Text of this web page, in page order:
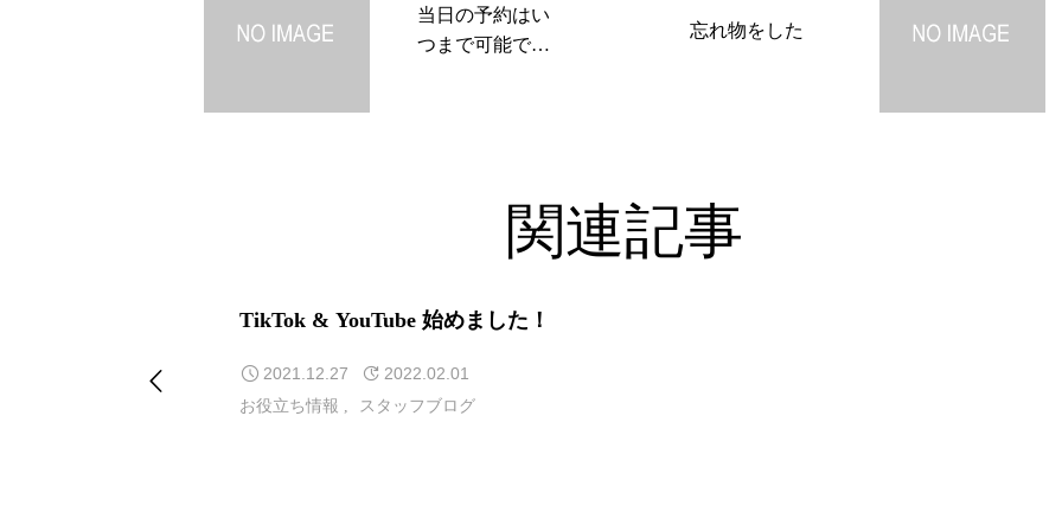
当日の予約はい
つまで可能です
忘れ物をした
関連記事
TikTok & YouTube 始めました！
2021.12.27 2022.02.01
お役立ち情報 スタッフブログ